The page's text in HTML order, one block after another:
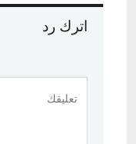
اترك رد